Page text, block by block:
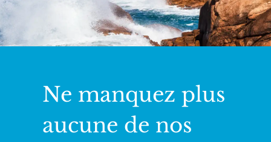
Ne manquez plus
aucune de nos